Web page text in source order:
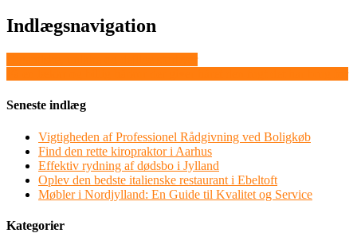
Indlægsnavigation
Seneste indlæg
Vigtigheden af Professionel Rådgivning ved Boligkøb
Find den rette kiropraktor i Aarhus
Effektiv rydning af dødsbo i Jylland
Oplev den bedste italienske restaurant i Ebeltoft
Møbler i Nordjylland: En Guide til Kvalitet og Service
Kategorier